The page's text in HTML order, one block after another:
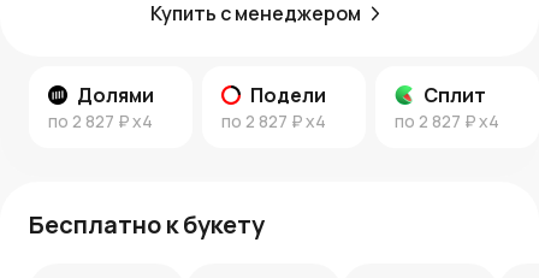
Купить с менеджером
Долями
по 2 827 ₽x4
Подели
по 2 827 ₽x4
Сплит
по 2 827 ₽x4
цветах и флористике в нашем блоге:
Новости AzaliaNow
Бесплатно к букету